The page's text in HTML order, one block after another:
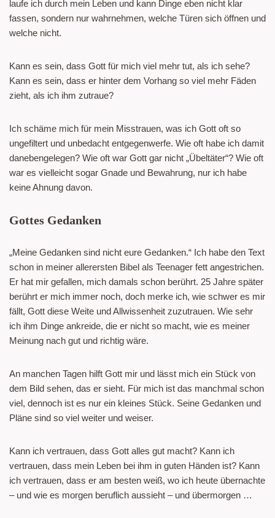
laufe ich durch mein Leben und kann Dinge eben nicht klar
fassen, sondern nur wahrnehmen, welche Türen sich öffnen und
welche nicht.
Kann es sein, dass Gott für mich viel mehr tut, als ich sehe?
Kann es sein, dass er hinter dem Vorhang so viel mehr Fäden
zieht, als ich ihm zutraue?
Ich schäme mich für mein Misstrauen, was ich Gott oft so
ungefiltert und unbedacht entgegenwerfe. Wie oft habe ich damit
danebengelegen? Wie oft war Gott gar nicht „Übeltäter“? Wie oft
war es vielleicht sogar Gnade und Bewahrung, nur ich habe
keine Ahnung davon.
Gottes Gedanken
„Meine Gedanken sind nicht eure Gedanken.“ Ich habe den Text
schon in meiner allerersten Bibel als Teenager fett angestrichen.
Er hat mir gefallen, mich damals schon berührt. 25 Jahre später
berührt er mich immer noch, doch merke ich, wie schwer es mir
fällt, Gott diese Weite und Allwissenheit zuzutrauen. Wie sehr
ich ihm Dinge ankreide, die er nicht so macht, wie es meiner
Meinung nach gut und richtig wäre.
An manchen Tagen hilft Gott mir und lässt mich ein Stück von
dem Bild sehen, das er sieht. Für mich ist das manchmal schon
viel, dennoch ist es nur ein kleines Stück. Seine Gedanken und
Pläne sind so viel weiter und weiser.
Kann ich vertrauen, dass Gott alles gut macht? Kann ich
vertrauen, dass mein Leben bei ihm in guten Händen ist? Kann
ich vertrauen, dass er am besten weiß, wo ich heute übernachte
– und wie es morgen beruflich aussieht – und übermorgen …